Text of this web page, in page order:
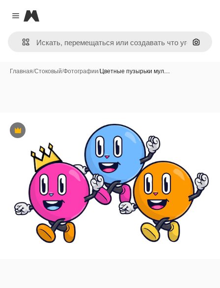
Close menu
Magnific
Поиск
Главная/Стоковый/Фотографии/Цветные пузырьки мул…
Премиум